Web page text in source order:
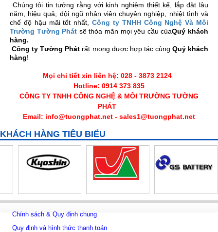
Chúng tôi tin tưởng rằng với kinh nghiệm thiết kế, lắp đặt lâu
năm, hiệu quả, đội ngũ nhân viên chuyên nghiệp, nhiệt tình và
chế độ hậu mãi tốt nhất,
Công ty TNHH Công Nghệ Và Môi
Trường Tường Phát sẽ thỏa mãn mọi yêu cầu củaQuý khách
hàng.
Công ty Tường Phát rất mong được hợp tác cùng Quý khách
hàng!
Mọi chi tiết xin liên hệ: 028 - 3873 2124
Hotline: 0914 373 835
CÔNG TY TNHH CÔNG NGHỆ & MÔI TRƯỜNG TƯỜNG
PHÁT
Email: info@tuongphat.net - sales1@tuongphat.net
KHÁCH HÀNG TIÊU BIỂU
Chính sách & Quy định chung
Quy định và hình thức thanh toán